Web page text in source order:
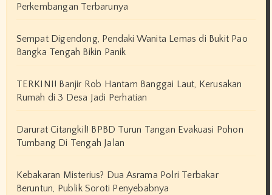
Perkembangan Terbarunya
Sempat Digendong, Pendaki Wanita Lemas di Bukit Pao
Bangka Tengah Bikin Panik
TERKINI! Banjir Rob Hantam Banggai Laut, Kerusakan
Rumah di 3 Desa Jadi Perhatian
Darurat Citangkil! BPBD Turun Tangan Evakuasi Pohon
Tumbang Di Tengah Jalan
Kebakaran Misterius? Dua Asrama Polri Terbakar
Beruntun, Publik Soroti Penyebabnya